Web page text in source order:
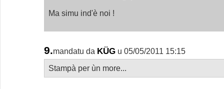
Ma simu ind'è noi !
9.mandatu da KÜG u 05/05/2011 15:15
Stampà per ùn more...